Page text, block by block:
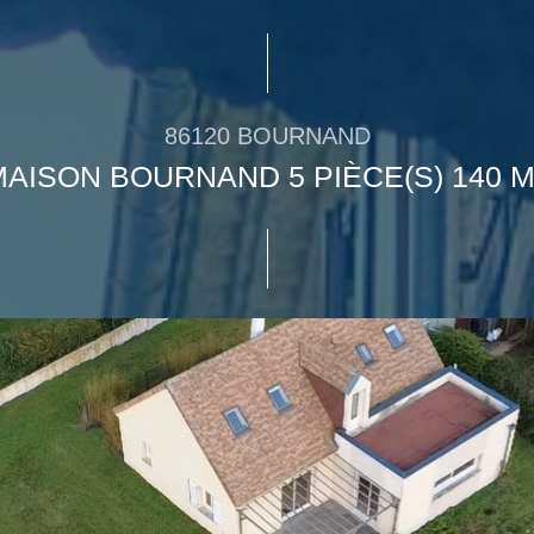
86120 BOURNAND
BOURNAND 5 PIÈCE(S) 140